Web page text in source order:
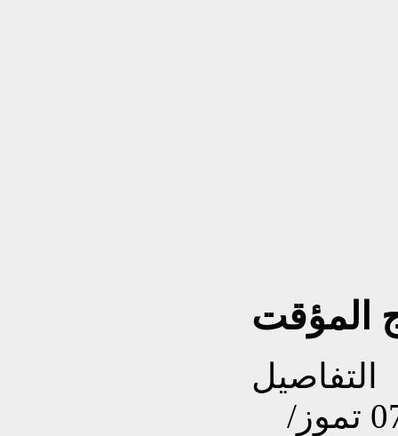
المؤقت
التفاصيل
تم إنشاءه بتاريخ الخميس, 07 تموز/